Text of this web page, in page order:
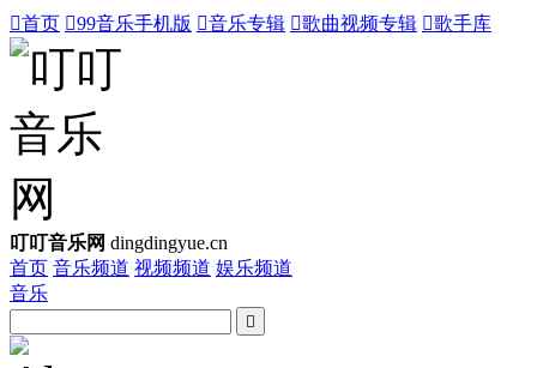
首页 99音乐手机版 音乐专辑 歌曲视频专辑 歌手库
叮叮音乐网 dingdingyue.cn
首页 音乐频道 视频频道 娱乐频道
音乐
